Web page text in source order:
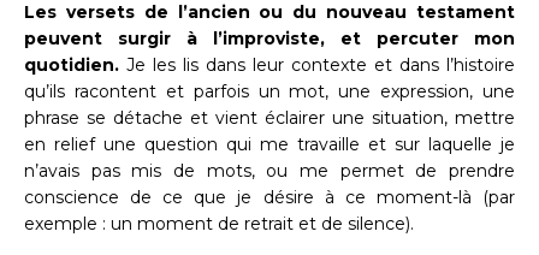
Les versets de l’ancien ou du nouveau testament
peuvent surgir à l’improviste, et percuter mon
quotidien. Je les lis dans leur contexte et dans l’histoire
qu’ils racontent et parfois un mot, une expression, une
phrase se détache et vient éclairer une situation, mettre
en relief une question qui me travaille et sur laquelle je
n’avais pas mis de mots, ou me permet de prendre
conscience de ce que je désire à ce moment-là (par
exemple : un moment de retrait et de silence).